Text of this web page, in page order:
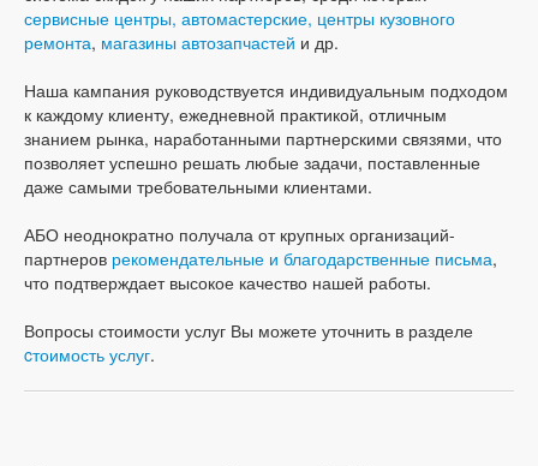
сервисные центры, автомастерские, центры кузовного
ремонта, магазины автозапчастей и др.
Наша кампания руководствуется индивидуальным подходом
к каждому клиенту, ежедневной практикой, отличным
знанием рынка, наработанными партнерскими связями, что
позволяет успешно решать любые задачи, поставленные
даже самыми требовательными клиентами.
АБО неоднократно получала от крупных организаций-
партнеров рекомендательные и благодарственные письма,
что подтверждает высокое качество нашей работы.
Вопросы стоимости услуг Вы можете уточнить в разделе
cтоимость услуг.